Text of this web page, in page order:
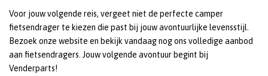
Voor jouw volgende reis, vergeet niet de perfecte camper
fietsendrager te kiezen die past bij jouw avontuurlijke levensstijl.
Bezoek onze website en bekijk vandaag nog ons volledige aanbod
aan fietsendragers. Jouw volgende avontuur begint bij
Venderparts!